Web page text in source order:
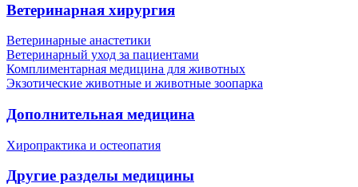
Ветеринарная хирургия
Ветеринарные анастетики
Ветеринарный уход за пациентами
Комплиментарная медицина для животных
Экзотические животные и животные зоопарка
Дополнительная медицина
Хиропрактика и остеопатия
Другие разделы медицины